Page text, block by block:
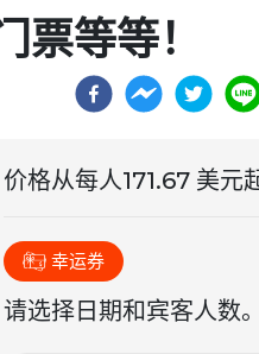
等等！
价格从每人171.67 美元
幸运券
请选择日期和宾客人数。